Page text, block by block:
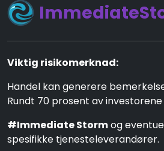
Viktig risikomerknad:
Handel kan generere
Rundt 70 prosent av
#Immediate Stormog
spesifikke tjenesteleverandører.